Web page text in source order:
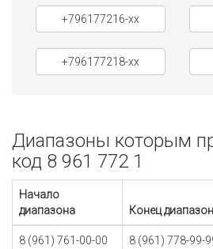
+796177216-xx
+796177218-xx
Диапазоны которым
код 8 961 772 1
Начало
диапазона
Конец
8 (961) 761-00-00 8 (961) 778-99-